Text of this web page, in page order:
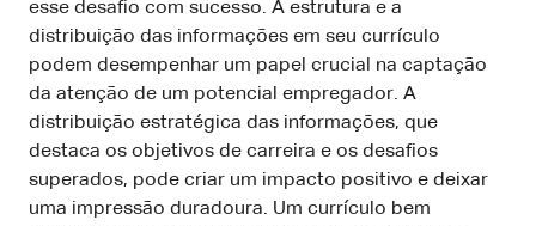
esse desafio com sucesso. A estrutura e a
distribuição das informações em seu currículo
podem desempenhar um papel crucial na captação
da atenção de um potencial empregador. A
distribuição estratégica das informações, que
destaca os objetivos de carreira e os desafios
superados, pode criar um impacto positivo e deixar
uma impressão duradoura. Um currículo bem